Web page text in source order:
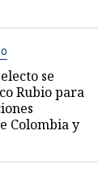
se
Rubio para
Colombia y